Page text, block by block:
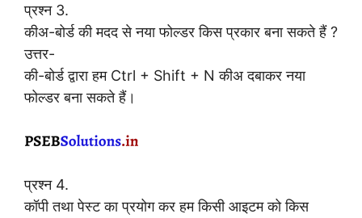
प्रश्न 3.
कीअ-बोर्ड की मदद से नया फोल्डर किस प्रकार बना सकते हैं ?
उत्तर-
की-बोर्ड द्वारा हम Ctrl + Shift + N कीअ दबाकर नया
फोल्डर बना सकते हैं।
प्रश्न 4.
कॉपी तथा पेस्ट का प्रयोग कर हम किसी आइटम को किस